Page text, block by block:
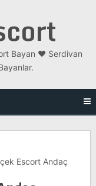
Bayan ❤️ Serdivan
Escort Andaç